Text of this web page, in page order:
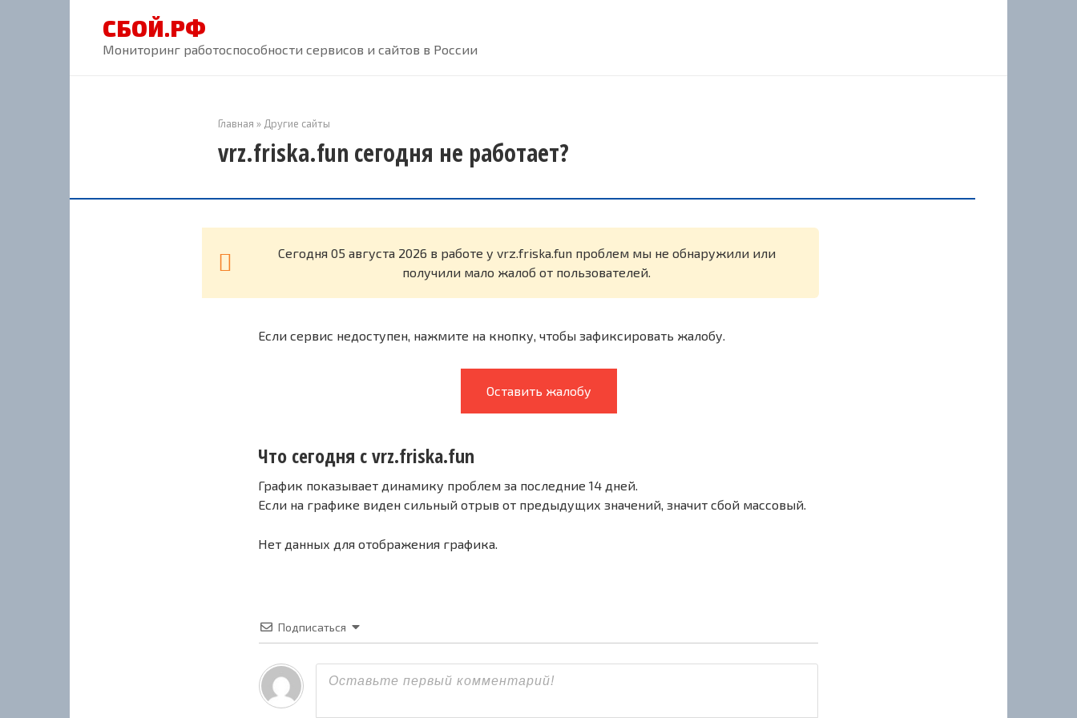
СБОЙ.РФ
Мониторинг работоспособности сервисов и сайтов в России
Главная » Другие сайты
vrz.friska.fun сегодня не работает?
Cегодня 05 августа 2026 в работе у vrz.friska.fun проблем мы не обнаружили или
получили мало жалоб от пользователей.
Если сервис недоступен, нажмите на кнопку, чтобы зафиксировать жалобу.
Оставить жалобу
Что сегодня с vrz.friska.fun
График показывает динамику проблем за последние 14 дней.
Если на графике виден сильный отрыв от предыдущих значений, значит сбой массовый.
Нет данных для отображения графика.
Подписаться